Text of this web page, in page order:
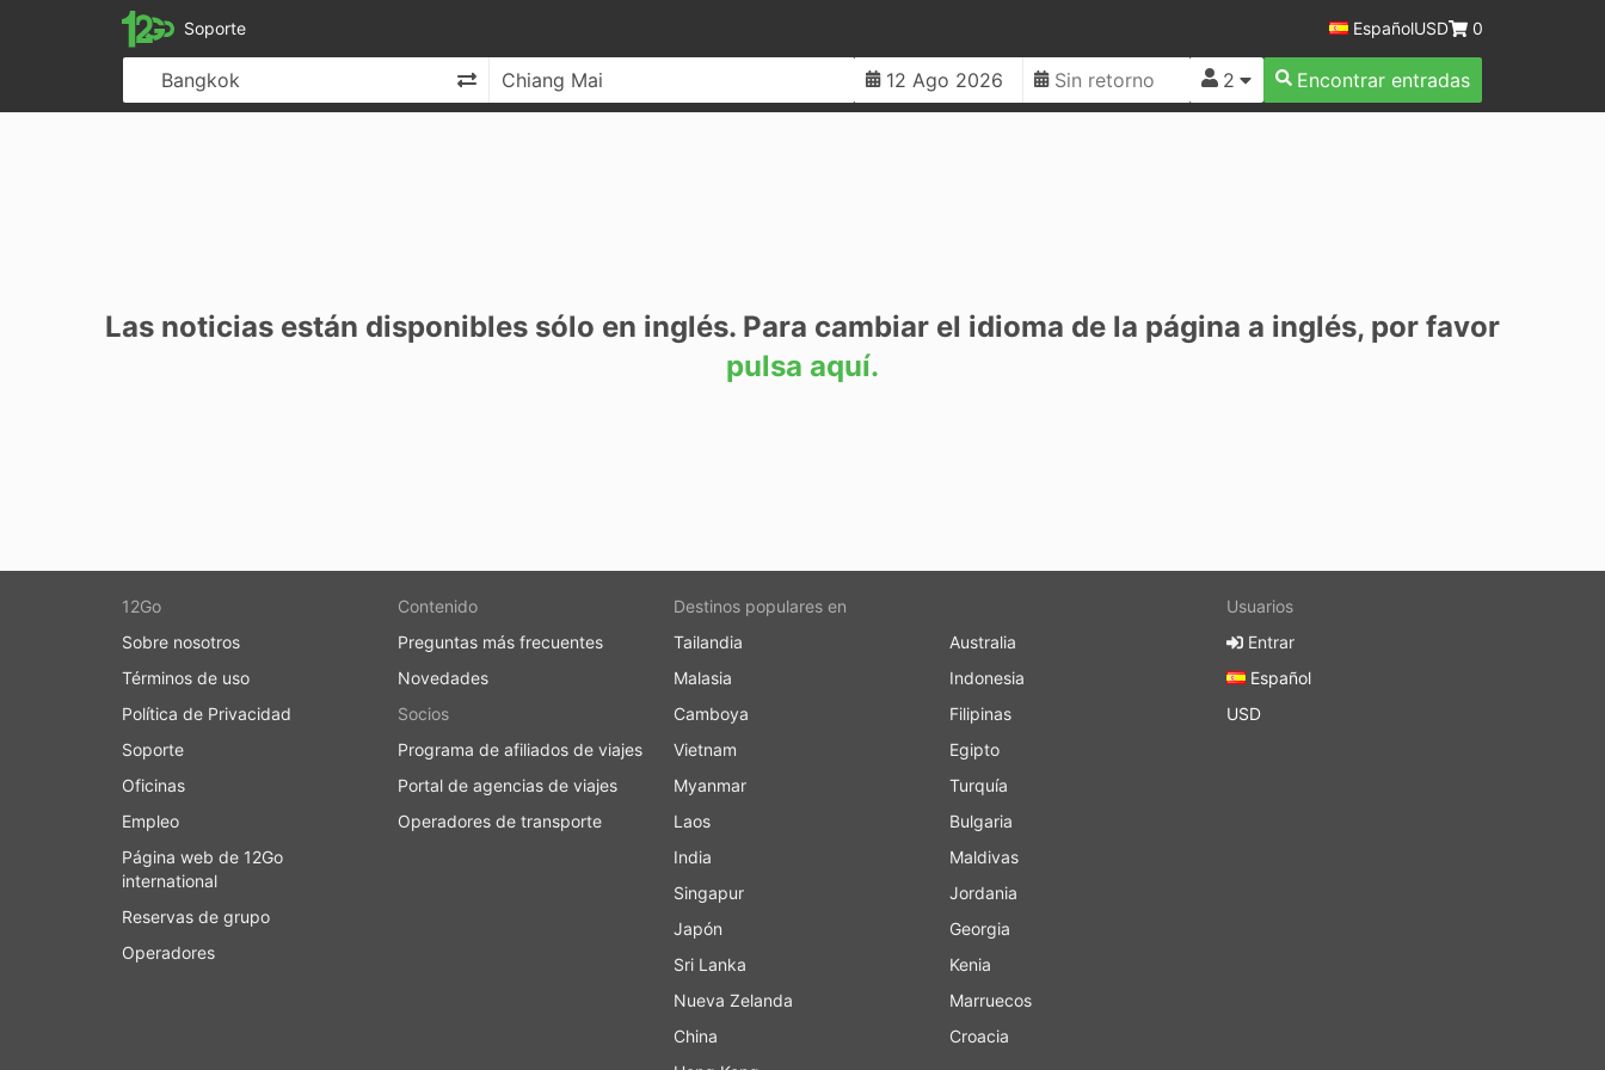
12Go Soporte EspañolUSD 0
Cambiar la dirección 2 Encontrar entradas
Las noticias están disponibles sólo en inglés. Para cambiar el idioma de la página a inglés, por favor
pulsa aquí.
12Go
Sobre nosotros
Términos de uso
Política de Privacidad
Soporte
Oficinas
Empleo
Página web de 12Go
international
Reservas de grupo
Operadores
Contenido
Preguntas más frecuentes
Novedades
Socios
Programa de afiliados de viajes
Portal de agencias de viajes
Operadores de transporte
Destinos populares en
Tailandia
Malasia
Camboya
Vietnam
Myanmar
Laos
India
Singapur
Japón
Sri Lanka
Nueva Zelanda
China
Australia
Indonesia
Filipinas
Egipto
Turquía
Bulgaria
Maldivas
Jordania
Georgia
Kenia
Marruecos
Croacia
Usuarios
Entrar
Español
USD